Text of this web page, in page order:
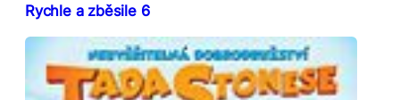
Rychle a zběsile 6